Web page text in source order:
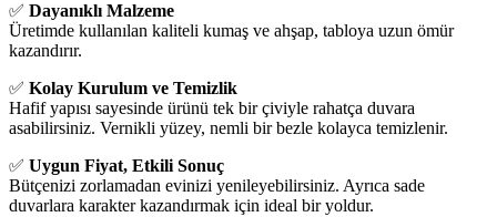
✅ Dayanıklı Malzeme
Üretimde kullanılan kaliteli kumaş ve ahşap, tabloya uzun ömür
kazandırır.
✅ Kolay Kurulum ve Temizlik
Hafif yapısı sayesinde ürünü tek bir çiviyle rahatça duvara
asabilirsiniz. Vernikli yüzey, nemli bir bezle kolayca temizlenir.
✅ Uygun Fiyat, Etkili Sonuç
Bütçenizi zorlamadan evinizi yenileyebilirsiniz. Ayrıca sade
duvarlara karakter kazandırmak için ideal bir yoldur.